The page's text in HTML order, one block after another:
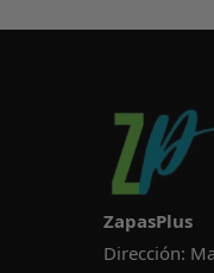
ZapasPlus
Dirección: